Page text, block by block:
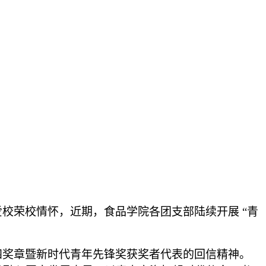
荣校情怀，近期，食品学院各团支部陆续开展 “青
章暨新时代青年先锋奖获奖者代表的回信精神。